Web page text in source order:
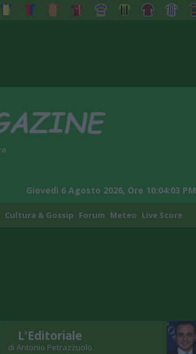
Giovedì 6 Agosto 2026, Ore 10:04:04 PM
Cultura & Gossip Forum Meteo Live Score
L'Editoriale
di Antonio Petrazzuolo